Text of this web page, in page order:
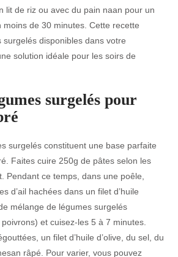
lit de riz ou avec du pain naan pour un
moins de 30 minutes. Cette recette
surgelés disponibles dans votre
solution idéale pour les soirs de
surgelés pour
surgelés constituent une base parfaite
Faites cuire 250g de pâtes selon les
Pendant ce temps, dans une poêle,
d’ail hachées dans un filet d’huile
mélange de légumes surgelés
et cuisez-les 5 à 7 minutes.
un filet d’huile d’olive, du sel, du
râpé. Pour varier, vous pouvez